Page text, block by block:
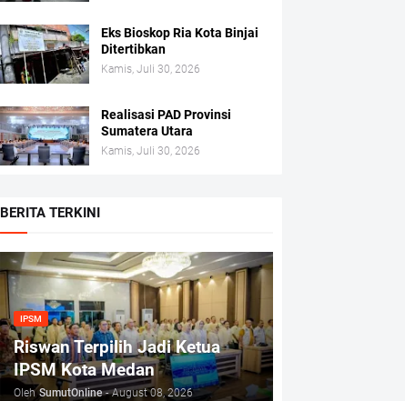
Eks Bioskop Ria Kota Binjai
Ditertibkan
Kamis, Juli 30, 2026
Realisasi PAD Provinsi
Sumatera Utara
Kamis, Juli 30, 2026
BERITA TERKINI
IPSM
Riswan Terpilih Jadi Ketua
IPSM Kota Medan
Oleh SumutOnline - August 08, 2026